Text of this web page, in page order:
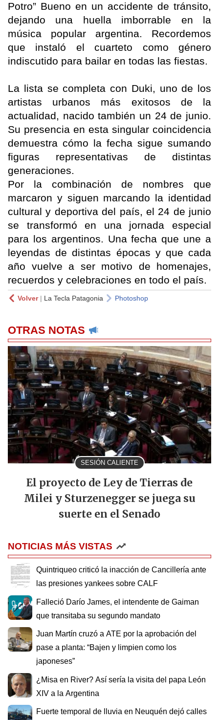
Potro” Bueno en un accidente de tránsito,
dejando una huella imborrable en la
música popular argentina. Recordemos
que instaló el cuarteto como género
indiscutido para bailar en todas las fiestas.
La lista se completa con Duki, uno de los
artistas urbanos más exitosos de la
actualidad, nacido también un 24 de junio.
Su presencia en esta singular coincidencia
demuestra cómo la fecha sigue sumando
figuras representativas de distintas
generaciones.
Por la combinación de nombres que
marcaron y siguen marcando la identidad
cultural y deportiva del país, el 24 de junio
se transformó en una jornada especial
para los argentinos. Una fecha que une a
leyendas de distintas épocas y que cada
año vuelve a ser motivo de homenajes,
recuerdos y celebraciones en todo el país.
Volver| La Tecla Patagonia Photoshop
OTRAS NOTAS
SESIÓN CALIENTE
El proyecto de Ley de Tierras de
Milei y Sturzenegger se juega su
suerte en el Senado
NOTICIAS MÁS VISTAS
Quintriqueo criticó la inacción de Cancillería ante
las presiones yankees sobre CALF
Falleció Darío James, el intendente de Gaiman
que transitaba su segundo mandato
Juan Martín cruzó a ATE por la aprobación del
pase a planta: “Bajen y limpien como los
japoneses”
¿Misa en River? Así sería la visita del papa León
XIV a la Argentina
Fuerte temporal de lluvia en Neuquén dejó calles